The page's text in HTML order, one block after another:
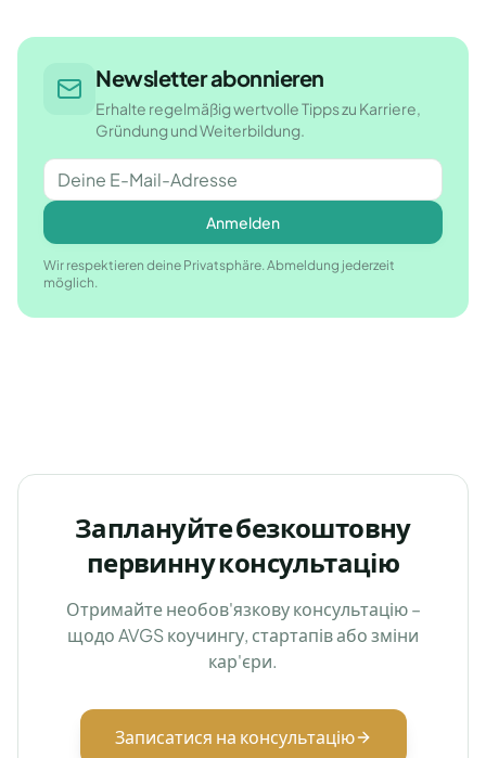
Newsletter abonnieren
Erhalte regelmäßig wertvolle Tipps zu Karriere,
Gründung und Weiterbildung.
Anmelden
Wir respektieren deine Privatsphäre. Abmeldung jederzeit
möglich.
Заплануйте безкоштовну
первинну консультацію
Отримайте необов'язкову консультацію –
щодо AVGS коучингу, стартапів або зміни
кар'єри.
Записатися на консультацію